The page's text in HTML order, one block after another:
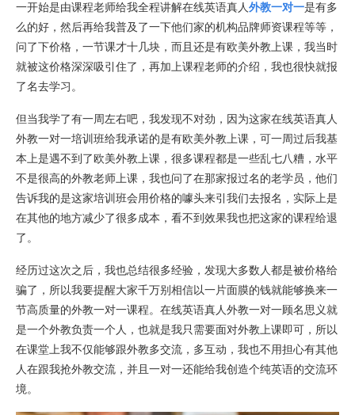
一开始是由课程老师给我全程讲解在线英语真人外教一对一是有多
么的好，然后再给我普及了一下他们家的机构品牌师资课程等等，
问了下价格，一节课才十几块，而且还是有欧美外教上课，我当时
就被这价格深深吸引住了，再加上课程老师的介绍，我也很快就报
了名去学习。
但当我学了有一周左右吧，我发现不对劲，因为这家在线英语真人
外教一对一培训班给我承诺的是有欧美外教上课，可一周过后我基
本上是遇不到了欧美外教上课，很多课程都是一些乱七八糟，水平
不是很高的外教老师上课，我也问了在那家报过名的老学员，他们
告诉我的是这家培训班会用价格的噱头来引我们去报名，实际上是
在其他的地方减少了很多成本，看不到效果我也把这家的课程给退
了。
经历过这次之后，我也总结很多经验，发现大多数人都是被价格给
骗了，所以我要提醒大家千万别相信以一片面膜的钱就能够换来一
节高质量的外教一对一课程。在线英语真人外教一对一顾名思义就
是一个外教负责一个人，也就是我只需要面对外教上课即可，所以
在课堂上我不仅能够跟外教多交流，多互动，我也不用担心有其他
人在跟我抢外教交流，并且一对一还能给我创造个纯英语的交流环
境。